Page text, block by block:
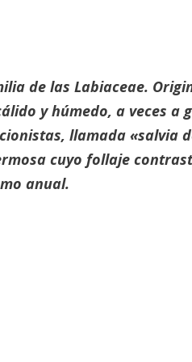
de las Labiaceae.
y húmedo, a veces
llamada «salvia
cuyo follaje
anual.